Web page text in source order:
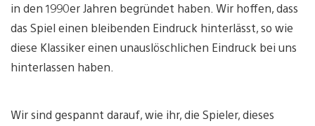
in den 1990er Jahren begründet haben. Wir hoffen, dass
das Spiel einen bleibenden Eindruck hinterlässt, so wie
diese Klassiker einen unauslöschlichen Eindruck bei uns
hinterlassen haben.
Wir sind gespannt darauf, wie ihr, die Spieler, dieses